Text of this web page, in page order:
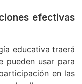
efectivas
educativa traerá
pueden usar para
en las